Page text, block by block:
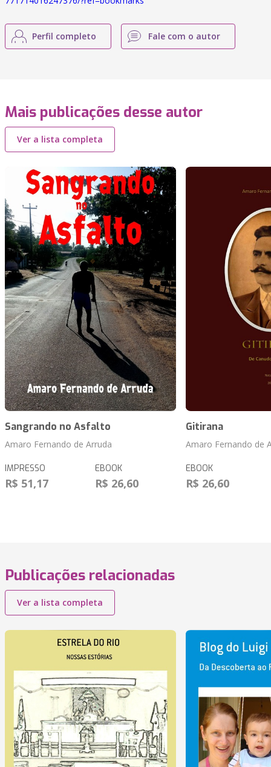
Perfil completo Fale com o autor
Mais publicações desse autor
Ver a lista completa
Sangrando no Asfalto
Amaro Fernando de Arruda
IMPRESSO
R$ 51,17
EBOOK
R$ 26,60
Gitirana
Amaro Fernando de
EBOOK
R$ 26,60
Publicações relacionadas
Ver a lista completa